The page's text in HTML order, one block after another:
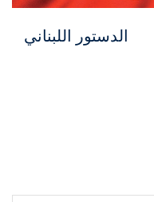
الدستور اللبناني